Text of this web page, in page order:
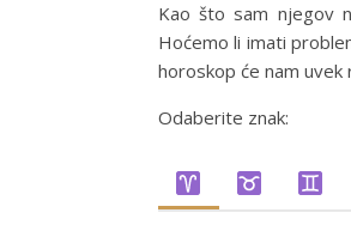
Kao što sam njegov
Hoćemo li imati
horoskop će nam
Odaberite znak: